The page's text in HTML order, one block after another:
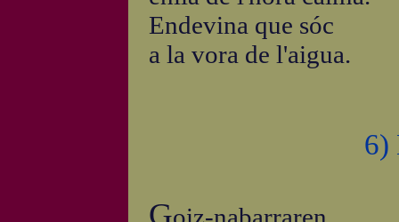
Endevina que sóc
a la vora de l'aigua.
6)
G